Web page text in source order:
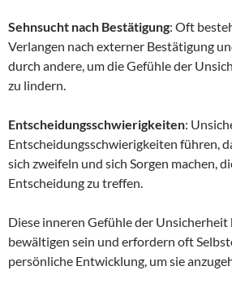
Sehnsucht nach Bestätigung: Oft
Verlangen nach externer Bestätigung
durch andere, um die Gefühle der
zu lindern.
Entscheidungsschwierigkeiten:
Entscheidungsschwierigkeiten führen,
sich zweifeln und sich Sorgen machen,
Entscheidung zu treffen.
Diese inneren Gefühle der Unsicherheit
bewältigen sein und erfordern oft
persönliche Entwicklung, um sie